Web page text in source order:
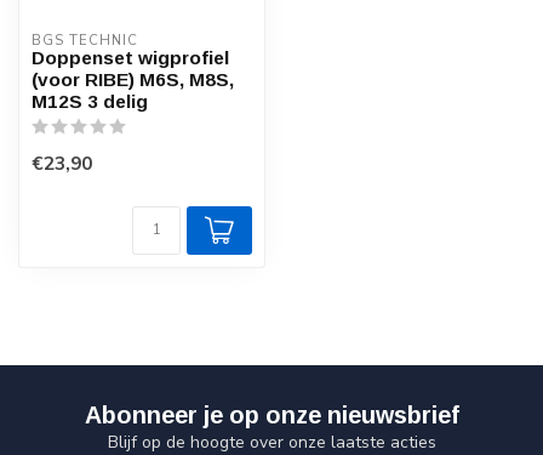
BGS TECHNIC
Doppenset wigprofiel
(voor RIBE) M6S, M8S,
M12S 3 delig
€23,90
Abonneer je op onze nieuwsbrief
Blijf op de hoogte over onze laatste acties